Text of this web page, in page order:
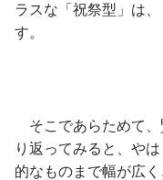
ラスな「祝祭型」は、
す。
そこであらためて、
り返ってみると、や
的なものまで幅が広